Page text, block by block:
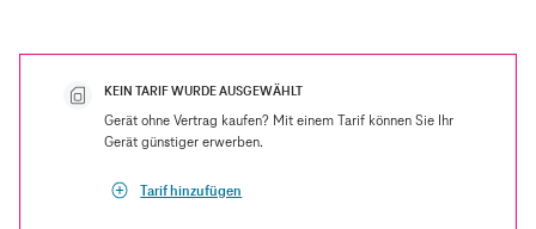
KEIN TARIF WURDE AUSGEWÄHLT
Gerät ohne Vertrag kaufen? Mit einem Tarif können Sie Ihr
Gerät günstiger erwerben.
Tarif hinzufügen